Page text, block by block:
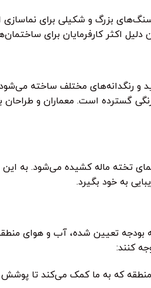
بزرگ و شکیلی برای
اکثر کارفرمایان برای
رنگدانه‌های مختلف ساخته می‌شود.
گسترده‌ است. معماران و
تخته ماله کشیده می‌شود. به
به خود بگیرد.
تعیین شده، آب و هوای
کنند:
که به ما کمک می‌کند تا پوشش